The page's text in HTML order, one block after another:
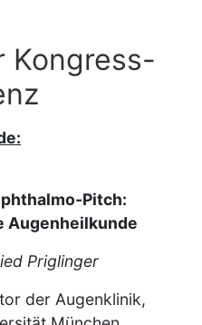
Kongress-
Pitch:
Augenheilkunde
Priglinger
der Augenklinik,